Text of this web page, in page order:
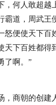
，何人敢超越
霸道，周武王
怒便使天下百
天下百姓都得
了啊。”
商朝的创建